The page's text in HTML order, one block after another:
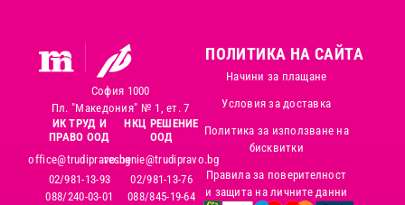
София 1000
Пл. "Македония" № 1, ет. 7
ИК ТРУД И
ПРАВО ООД
office@trudipravo.bg
02/981-13-93
088/240-03-01
НКЦ РЕШЕНИЕ
ООД
reshenie@trudipravo.bg
02/981-13-76
088/845-19-64
ПОЛИТИКА НА САЙТА
Начини за плащане
Условия за доставка
Политика за използване на
бисквитки
Правила за поверителност
и защита на личните данни